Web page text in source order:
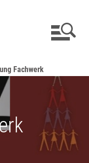
Fachwerk